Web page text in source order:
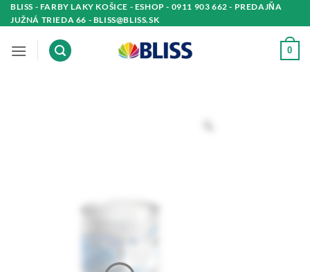
Skip
to
BLISS - FARBY LAKY KOŠICE - ESHOP - 0911 903 662 - PREDAJŇA
JUŽNÁ TRIEDA 66 - BLISS@BLISS.SK
0